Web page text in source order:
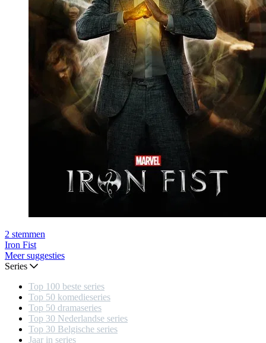
2 stemmen
Iron Fist
Meer suggesties
Series
Top 100 beste series
Top 50 komedieseries
Top 50 dramaseries
Top 30 Nederlandse series
Top 30 Belgische series
Jaar in series